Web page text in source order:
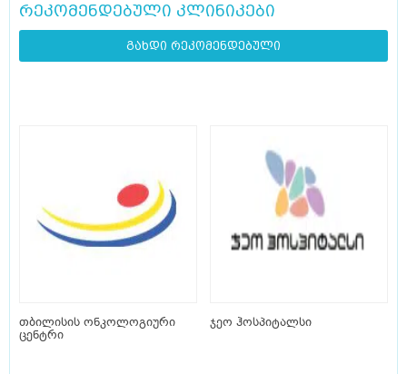
რეკომენდებული კლინიკები
გახდი რეკომენდებული
თბილისის ონკოლოგიური
ცენტრი
ჯეო ჰოსპიტალსი